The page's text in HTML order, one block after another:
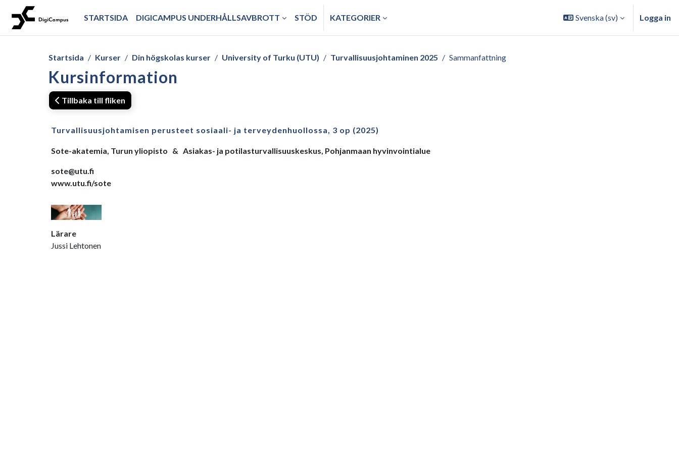
Gå direkt till huvudinnehåll
STARTSIDA
DIGICAMPUS UNDERHÅLLSAVBROTT STÖD KATEGORIER Svenska ‎(sv)‎ Logga in
Startsida Kurser Din högskolas kurser University of Turku (UTU) Turvallisuusjohtaminen 2025 Sammanfattning
Kursinformation
Tillbaka till fliken
Turvallisuusjohtamisen perusteet sosiaali- ja terveydenhuollossa, 3 op (2025)
Sote-akatemia, Turun yliopisto & Asiakas- ja potilasturvallisuuskeskus, Pohjanmaan hyvinvointialue
sote@utu.fi
www.utu.fi/sote
Lärare
Jussi Lehtonen